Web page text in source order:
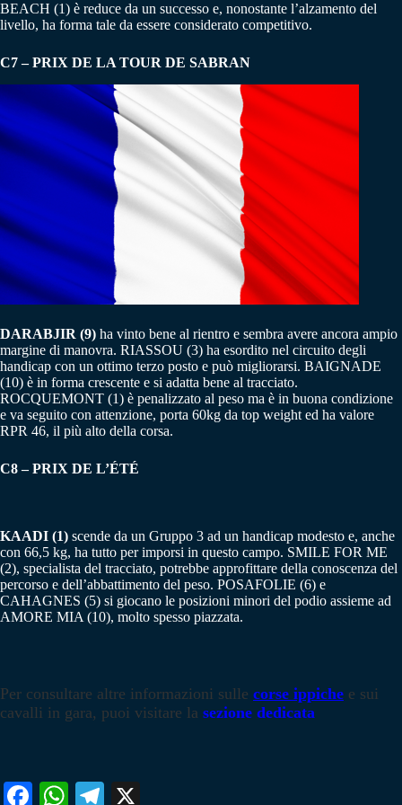
BEACH (1) è reduce da un successo e, nonostante l’alzamento del
livello, ha forma tale da essere considerato competitivo.
C7 – PRIX DE LA TOUR DE SABRAN
DARABJIR (9) ha vinto bene al rientro e sembra avere ancora ampio
margine di manovra. RIASSOU (3) ha esordito nel circuito degli
handicap con un ottimo terzo posto e può migliorarsi. BAIGNADE
(10) è in forma crescente e si adatta bene al tracciato.
ROCQUEMONT (1) è penalizzato al peso ma è in buona condizione
e va seguito con attenzione, porta 60kg da top weight ed ha valore
RPR 46, il più alto della corsa.
C8 – PRIX DE L’ÉTÉ
KAADI (1) scende da un Gruppo 3 ad un handicap modesto e, anche
con 66,5 kg, ha tutto per imporsi in questo campo. SMILE FOR ME
(2), specialista del tracciato, potrebbe approfittare della conoscenza del
percorso e dell’abbattimento del peso. POSAFOLIE (6) e
CAHAGNES (5) si giocano le posizioni minori del podio assieme ad
AMORE MIA (10), molto spesso piazzata.
Per consultare altre informazioni sulle corse ippiche e sui
cavalli in gara, puoi visitare la sezione dedicata
Fa W
Te